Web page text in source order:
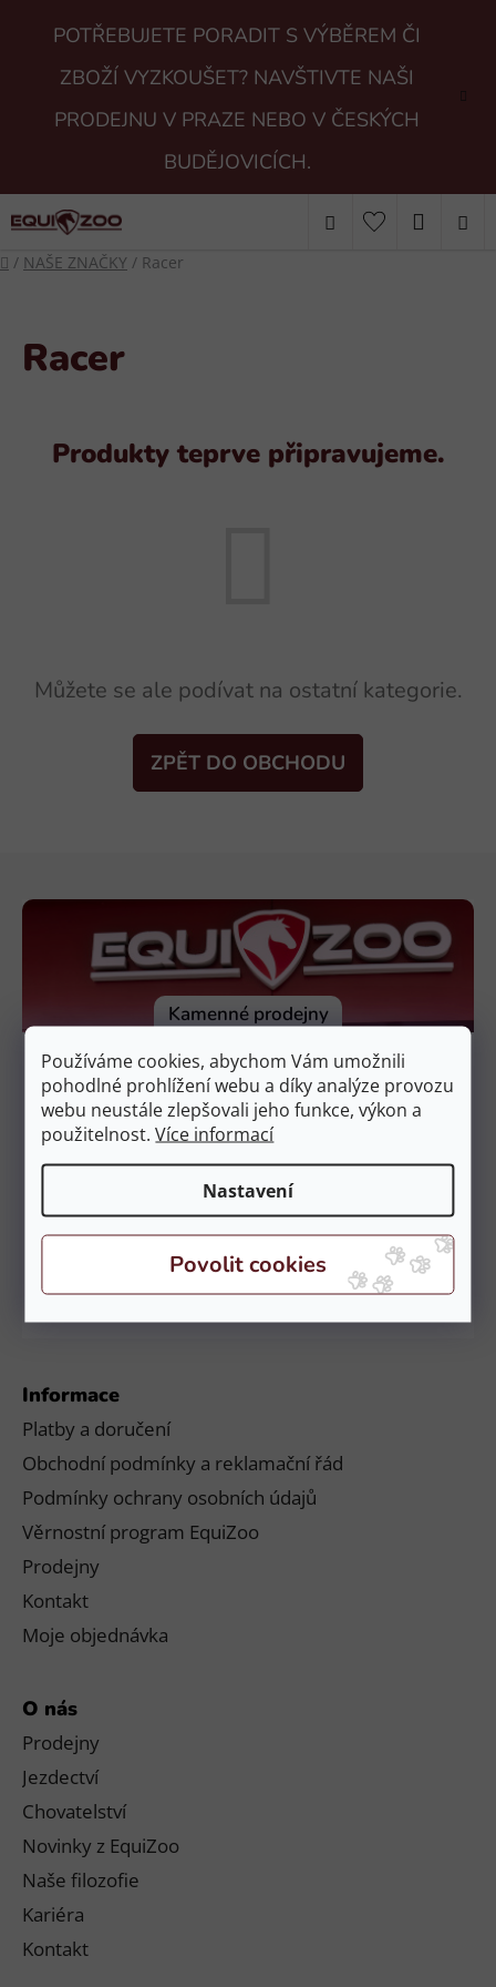
Používáme cookies, abychom Vám umožnili
pohodlné prohlížení webu a díky analýze provozu
webu neustále zlepšovali jeho funkce, výkon a
použitelnost.Více informací
Nastavení
POTŘEBUJETE PORADIT S VÝBĚREM ČI
ZBOŽÍ VYZKOUŠET? NAVŠTIVTE NAŠI
PRODEJNU V PRAZE NEBO V ČESKÝCH
BUDĚJOVICÍCH.
Hledat
Domů
/ NAŠE ZNAČKY / Racer
Racer
Produkty teprve připravujeme.
Můžete se ale podívat na ostatní kategorie.
ZPĚT DO OBCHODU
Informace
Platby a doručení
Obchodní podmínky a reklamační řád
Podmínky ochrany osobních údajů
Věrnostní program EquiZoo
Prodejny
Kontakt
Moje objednávka
O nás
Prodejny
Jezdectví
Chovatelství
Novinky z EquiZoo
Naše filozofie
Kariéra
Kontakt
Kamenné prodejny
Prodejna Čestlice
EquiZoo – OC Spektrum
Obchodní 329, 251 01 Čestlice
Otevírací doba:
Prodejna České Budějovice
EquiZoo – Budějovice
Průběžná 2551, 370 04 Č. Budějovice
Otevírací doba:
PO – NE: 9:00 – 20:00